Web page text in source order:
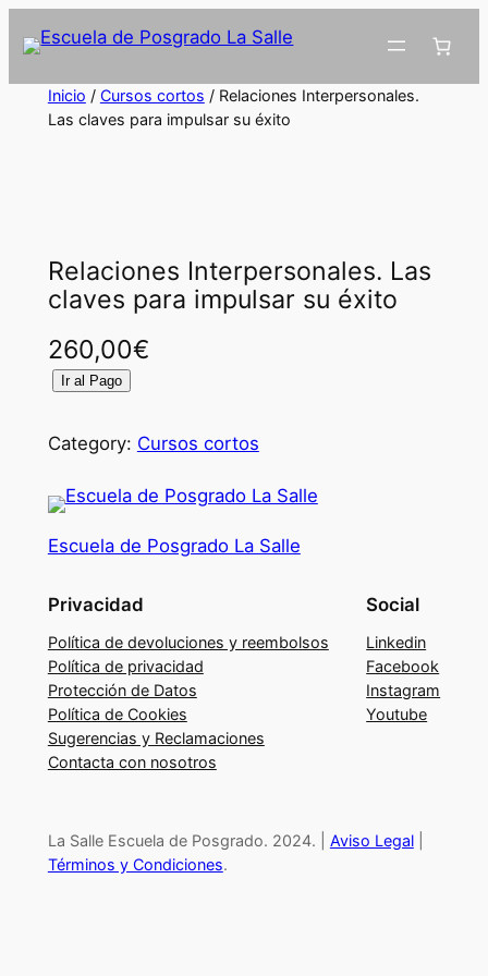
Inicio / Cursos cortos / Relaciones Interpersonales.
Las claves para impulsar su éxito
Relaciones Interpersonales. Las
claves para impulsar su éxito
260,00€
l
c
o
e
s
I
n
t
e
e
r
Ir al Pago
Category: Cursos cortos
Escuela de Posgrado La Salle
Privacidad
Política de devoluciones y reembolsos
Política de privacidad
Protección de Datos
Política de Cookies
Sugerencias y Reclamaciones
Contacta con nosotros
Social
Linkedin
Facebook
Instagram
Youtube
La Salle Escuela de Posgrado. 2024. | Aviso Legal|
Términos y Condiciones.